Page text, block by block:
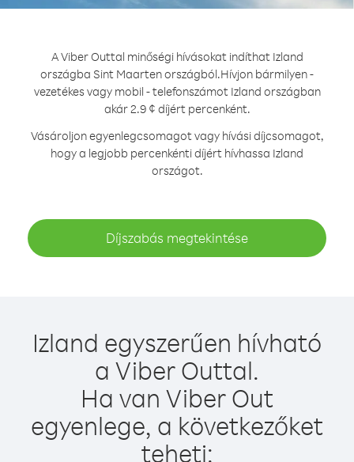
A Viber Outtal minőségi hívásokat indíthat Izland
országba Sint Maarten országból.Hívjon bármilyen -
vezetékes vagy mobil - telefonszámot Izland országban
akár 2.9 ¢ díjért percenként.
Vásároljon egyenlegcsomagot vagy hívási díjcsomagot,
hogy a legjobb percenkénti díjért hívhassa Izland
országot.
Díjszabás megtekintése
Izland egyszerűen hívható
a Viber Outtal.
Ha van Viber Out
egyenlege, a következőket
teheti: